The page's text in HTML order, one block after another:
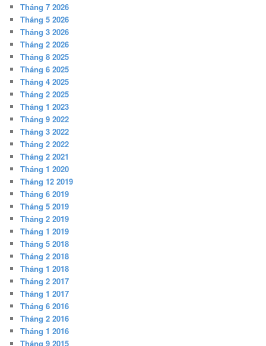
Tháng 7 2026
Tháng 5 2026
Tháng 3 2026
Tháng 2 2026
Tháng 8 2025
Tháng 6 2025
Tháng 4 2025
Tháng 2 2025
Tháng 1 2023
Tháng 9 2022
Tháng 3 2022
Tháng 2 2022
Tháng 2 2021
Tháng 1 2020
Tháng 12 2019
Tháng 6 2019
Tháng 5 2019
Tháng 2 2019
Tháng 1 2019
Tháng 5 2018
Tháng 2 2018
Tháng 1 2018
Tháng 2 2017
Tháng 1 2017
Tháng 6 2016
Tháng 2 2016
Tháng 1 2016
Tháng 9 2015